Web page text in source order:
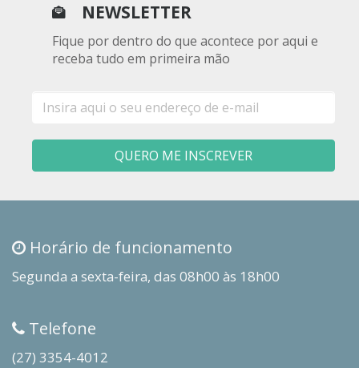
NEWSLETTER
Fique por dentro do que acontece por aqui e
receba tudo em primeira mão
mail
QUERO ME INSCREVER
Horário de funcionamento
Segunda a sexta-feira, das 08h00 às 18h00
Telefone
(27) 3354-4012